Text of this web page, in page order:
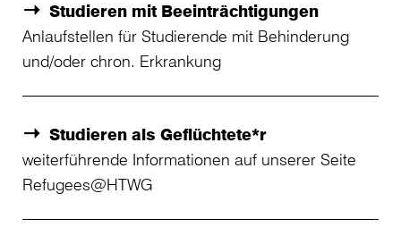
Studieren mit Beeinträchtigungen
Anlaufstellen für Studierende mit Behinderung
und/oder chron. Erkrankung
Studieren als Geflüchtete*r
weiterführende Informationen auf unserer Seite
Refugees@HTWG